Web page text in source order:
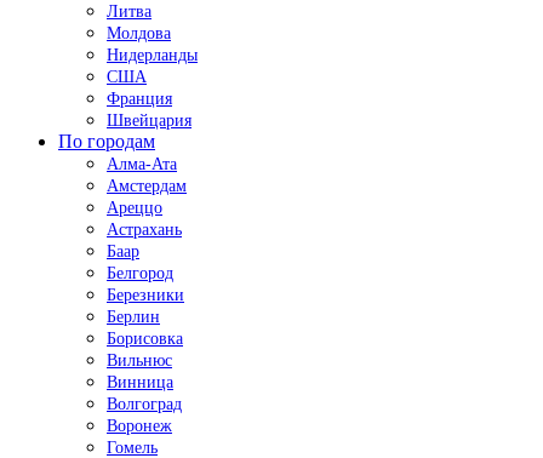
Литва
Молдова
Нидерланды
США
Франция
Швейцария
По городам
Алма-Ата
Амстердам
Ареццо
Астрахань
Баар
Белгород
Березники
Берлин
Борисовка
Вильнюс
Винница
Волгоград
Воронеж
Гомель